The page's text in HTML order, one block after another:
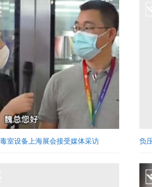
室设备上海展会接受媒体采访 负